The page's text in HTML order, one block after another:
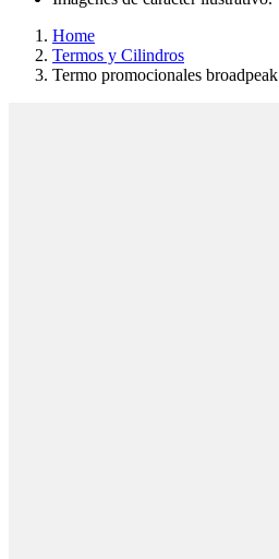
Home
Termos y Cilindros
Termo promocionales broadpeak